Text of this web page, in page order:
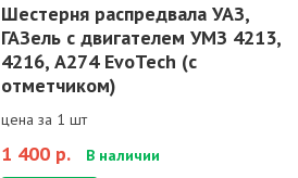
Шестерня распредвала УАЗ,
ГАЗель с двигателем УМЗ 4213,
4216, А274 EvoTech (с
отметчиком)
цена за 1 шт
1 400 р. В наличии